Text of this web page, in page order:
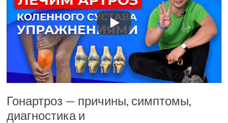
Гонартроз — причины, симптомы,
диагностика и